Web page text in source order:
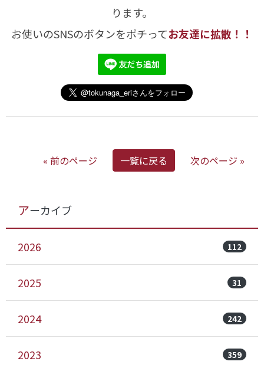
ります。
お使いのSNSのボタンをポチってお友達に拡散！！
« 前のページ 一覧に戻る 次のページ »
アーカイブ
2026 112
2025 31
2024 242
2023 359